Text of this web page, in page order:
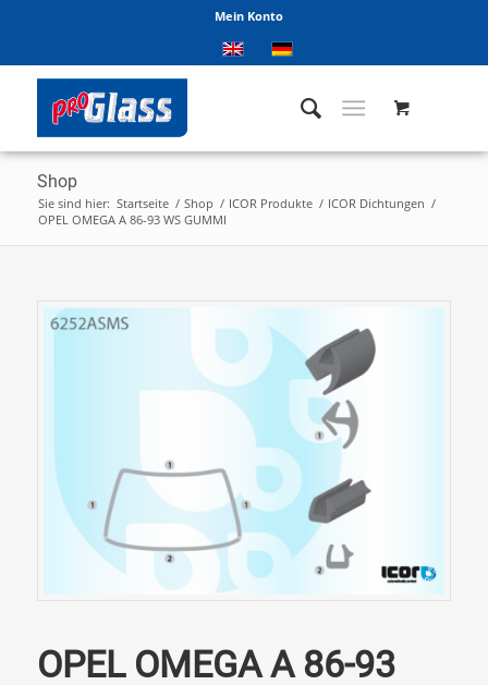
Mein Konto
Shop
Sie sind hier: Startseite / Shop / ICOR Produkte / ICOR Dichtungen /
OPEL OMEGA A 86-93 WS GUMMI
OPEL OMEGA A 86-93